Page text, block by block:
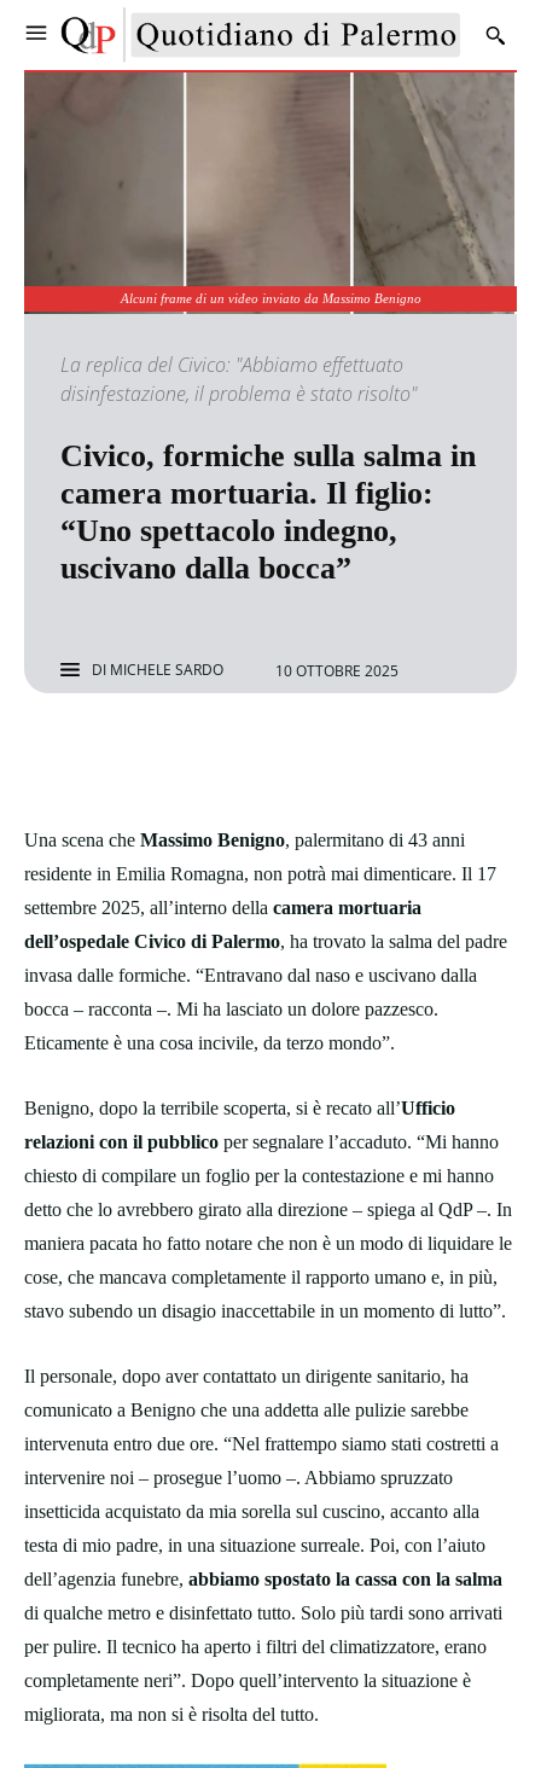
Alcuni frame di un video inviato da Massimo Benigno
La replica del Civico: "Abbiamo effettuato
disinfestazione, il problema è stato risolto"
Civico, formiche sulla salma in
camera mortuaria. Il figlio:
“Uno spettacolo indegno,
uscivano dalla bocca”
DI MICHELE SARDO 10 OTTOBRE 2025
Una scena che Massimo Benigno, palermitano di 43 anni
residente in Emilia Romagna, non potrà mai dimenticare. Il 17
settembre 2025, all’interno della camera mortuaria
dell’ospedale Civico di Palermo, ha trovato la salma del padre
invasa dalle formiche. “Entravano dal naso e uscivano dalla
bocca – racconta –. Mi ha lasciato un dolore pazzesco.
Eticamente è una cosa incivile, da terzo mondo”.
Benigno, dopo la terribile scoperta, si è recato all’Ufficio
relazioni con il pubblico per segnalare l’accaduto. “Mi hanno
chiesto di compilare un foglio per la contestazione e mi hanno
detto che lo avrebbero girato alla direzione – spiega al QdP –. In
maniera pacata ho fatto notare che non è un modo di liquidare le
cose, che mancava completamente il rapporto umano e, in più,
stavo subendo un disagio inaccettabile in un momento di lutto”.
Il personale, dopo aver contattato un dirigente sanitario, ha
comunicato a Benigno che una addetta alle pulizie sarebbe
intervenuta entro due ore. “Nel frattempo siamo stati costretti a
intervenire noi – prosegue l’uomo –. Abbiamo spruzzato
insetticida acquistato da mia sorella sul cuscino, accanto alla
testa di mio padre, in una situazione surreale. Poi, con l’aiuto
dell’agenzia funebre, abbiamo spostato la cassa con la salma
di qualche metro e disinfettato tutto. Solo più tardi sono arrivati
per pulire. Il tecnico ha aperto i filtri del climatizzatore, erano
completamente neri”. Dopo quell’intervento la situazione è
migliorata, ma non si è risolta del tutto.